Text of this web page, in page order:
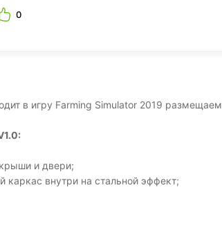
0
в игру Farming Simulator 2019
и двери;
каркас внутри на стальной эффект;